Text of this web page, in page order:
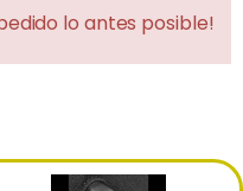
lo antes posible!